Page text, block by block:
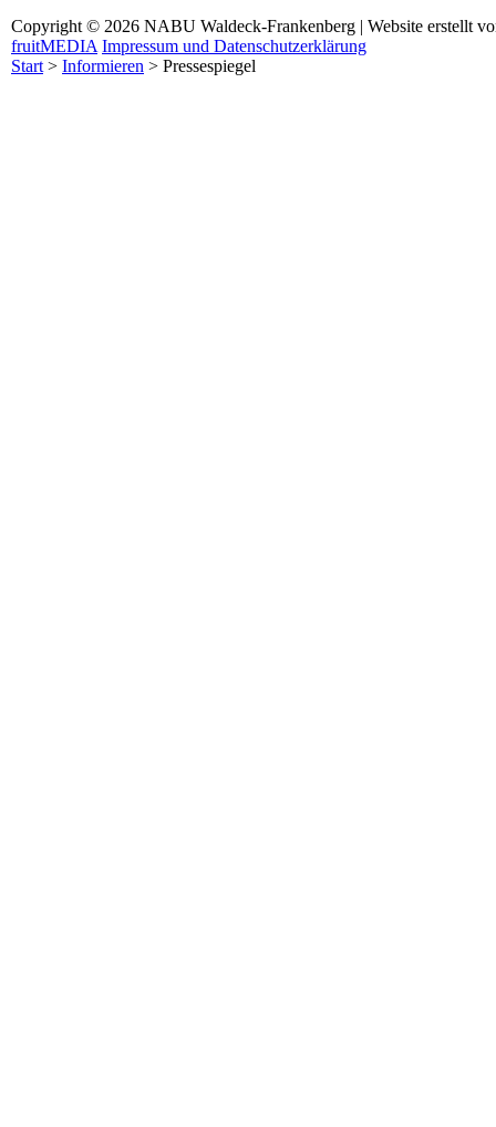
Copyright © 2026 NABU Waldeck-Frankenberg | Website erstellt
fruitMEDIA Impressum und Datenschutzerklärung
Start> Informieren > Pressespiegel